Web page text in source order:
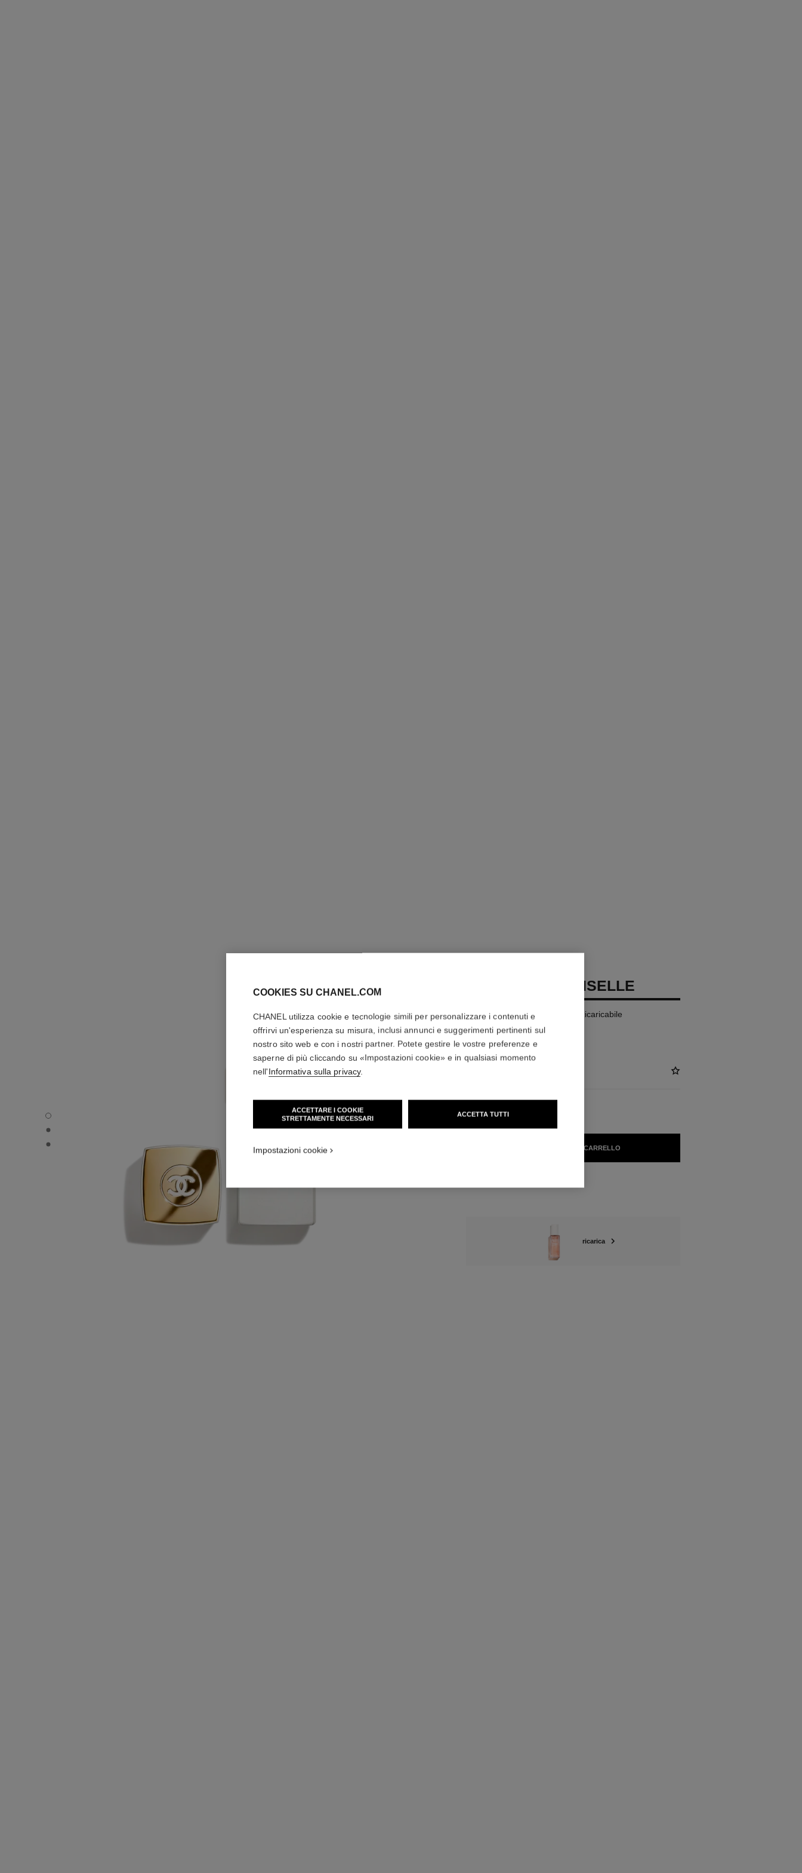
COCO MADEMOISELLE - Immagine predefinita
COCO MADEMOISELLE - Vista alternativa 1
COCO MADEMOISELLE - Altra immagine
COCO MADEMOISELLE
Eau de Toilette Vaporizzatore Ricaricabile
Più dettagli
Ref. 116310
50 ml
AGGIUNGERE AL CARRELLO
ricarica
COOKIES SU CHANEL.COM
CHANEL utilizza cookie e tecnologie simili per personalizzare i contenuti e
offrirvi un'esperienza su misura, inclusi annunci e suggerimenti pertinenti sul
nostro sito web e con i nostri partner. Potete gestire le vostre preferenze e
saperne di più cliccando su «Impostazioni cookie» e in qualsiasi momento
nell'Informativa sulla privacy.
ACCETTARE I COOKIE
STRETTAMENTE NECESSARI
ACCETTA TUTTI
Impostazioni cookie